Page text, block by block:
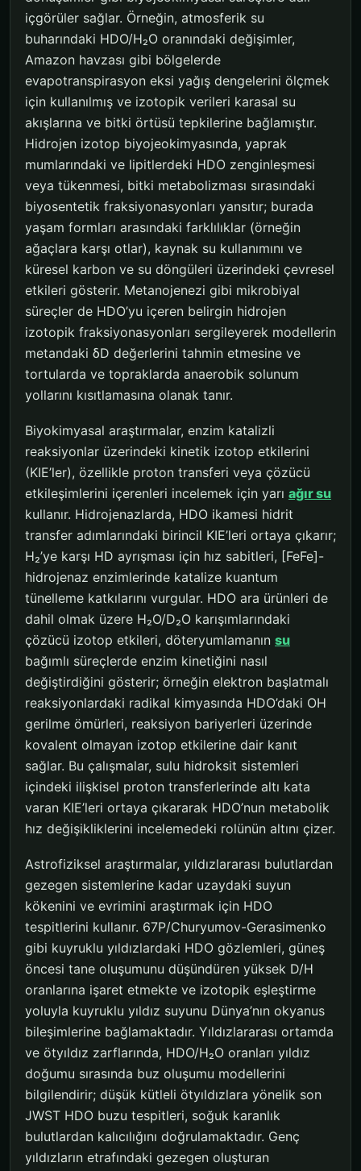
içgörüler sağlar. Örneğin, atmosferik su
buharındaki HDO/H₂O oranındaki değişimler,
Amazon havzası gibi bölgelerde
evapotranspirasyon eksi yağış dengelerini ölçmek
için kullanılmış ve izotopik verileri karasal su
akışlarına ve bitki örtüsü tepkilerine bağlamıştır.
Hidrojen izotop biyojeokimyasında, yaprak
mumlarındaki ve lipitlerdeki HDO zenginleşmesi
veya tükenmesi, bitki metabolizması sırasındaki
biyosentetik fraksiyonasyonları yansıtır; burada
yaşam formları arasındaki farklılıklar (örneğin
ağaçlara karşı otlar), kaynak su kullanımını ve
küresel karbon ve su döngüleri üzerindeki çevresel
etkileri gösterir. Metanojenezi gibi mikrobiyal
süreçler de HDO’yu içeren belirgin hidrojen
izotopik fraksiyonasyonları sergileyerek modellerin
metandaki δD değerlerini tahmin etmesine ve
tortularda ve topraklarda anaerobik solunum
yollarını kısıtlamasına olanak tanır.
Biyokimyasal araştırmalar, enzim katalizli
reaksiyonlar üzerindeki kinetik izotop etkilerini
(KIE’ler), özellikle proton transferi veya çözücü
etkileşimlerini içerenleri incelemek için yarı ağır su
kullanır. Hidrojenazlarda, HDO ikamesi hidrit
transfer adımlarındaki birincil KIE’leri ortaya çıkarır;
H₂’ye karşı HD ayrışması için hız sabitleri, [FeFe]-
hidrojenaz enzimlerinde katalize kuantum
tünelleme katkılarını vurgular. HDO ara ürünleri de
dahil olmak üzere H₂O/D₂O karışımlarındaki
çözücü izotop etkileri, döteryumlamanın su
bağımlı süreçlerde enzim kinetiğini nasıl
değiştirdiğini gösterir; örneğin elektron başlatmalı
reaksiyonlardaki radikal kimyasında HDO’daki OH
gerilme ömürleri, reaksiyon bariyerleri üzerinde
kovalent olmayan izotop etkilerine dair kanıt
sağlar. Bu çalışmalar, sulu hidroksit sistemleri
içindeki ilişkisel proton transferlerinde altı kata
varan KIE’leri ortaya çıkararak HDO’nun metabolik
hız değişikliklerini incelemedeki rolünün altını çizer.
Astrofiziksel araştırmalar, yıldızlararası bulutlardan
gezegen sistemlerine kadar uzaydaki suyun
kökenini ve evrimini araştırmak için HDO
tespitlerini kullanır. 67P/Churyumov-Gerasimenko
gibi kuyruklu yıldızlardaki HDO gözlemleri, güneş
öncesi tane oluşumunu düşündüren yüksek D/H
oranlarına işaret etmekte ve izotopik eşleştirme
yoluyla kuyruklu yıldız suyunu Dünya’nın okyanus
bileşimlerine bağlamaktadır. Yıldızlararası ortamda
ve ötyıldız zarflarında, HDO/H₂O oranları yıldız
doğumu sırasında buz oluşumu modellerini
bilgilendirir; düşük kütleli ötyıldızlara yönelik son
JWST HDO buzu tespitleri, soğuk karanlık
bulutlardan kalıcılığını doğrulamaktadır. Genç
yıldızların etrafındaki gezegen oluşturan